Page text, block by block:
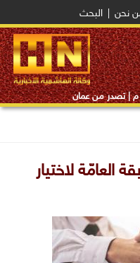
نحن البحث
| تصدر من عمان
العامّة لاختيار